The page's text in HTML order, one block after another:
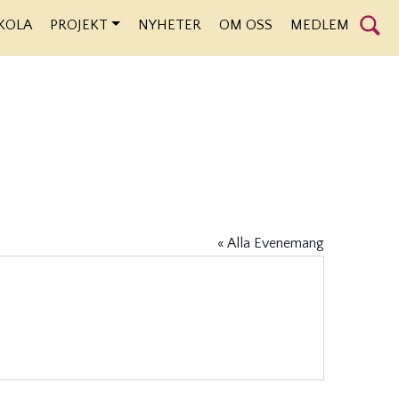
PROJEKT NYHETER OM OSS MEDLEM
« Alla Evenemang